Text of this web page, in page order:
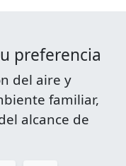
preferencia
del aire y
familiar,
alcance de